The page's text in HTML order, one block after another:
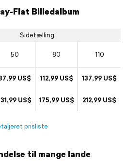
Flat Billedalbum
Sidetælling
50 80 110
US$ 112,99 US$ 137,99 US$
US$ 175,99 US$ 212,99 US$
prisliste
til mange lande